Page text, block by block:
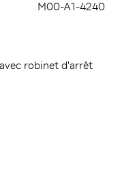
M00-A1-4240
robinet d'arrêt